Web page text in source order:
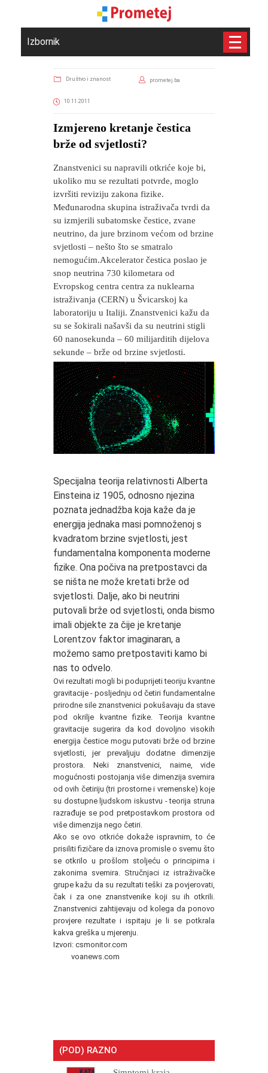
Izbornik
Društvo i znanost prometej.ba
10.11.2011
Izmjereno kretanje čestica
brže od svjetlosti?
Znanstvenici su napravili otkriće koje bi,
ukoliko mu se rezultati potvrde, moglo
izvršiti reviziju zakona fizike.
Međunarodna skupina istraživača tvrdi da
su izmjerili subatomske čestice, zvane
neutrino, da jure brzinom većom od brzine
svjetlosti – nešto što se smatralo
nemogućim.Akcelerator čestica poslao je
snop neutrina 730 kilometara od
Evropskog centra centra za nuklearna
istraživanja (CERN) u Švicarskoj ka
laboratoriju u Italiji. Znanstvenici kažu da
su se šokirali našavši da su neutrini stigli
60 nanosekunda – 60 milijarditih dijelova
sekunde – brže od brzine svjetlosti.
Specijalna teorija relativnosti Alberta
Einsteina iz 1905, odnosno njezina
poznata jednadžba koja kaže da je
energija jednaka masi pomnoženoj s
kvadratom brzine svjetlosti, jest
fundamentalna komponenta moderne
fizike. Ona počiva na pretpostavci da
se ništa ne može kretati brže od
svjetlosti. Dalje, ako bi neutrini
putovali brže od svjetlosti, onda bismo
imali objekte za čije je kretanje
Lorentzov faktor imaginaran, a
možemo samo pretpostaviti kamo bi
nas to odvelo.
Ovi rezultati mogli bi poduprijeti teoriju kvantne
gravitacije - posljednju od četiri fundamentalne
prirodne sile znanstvenici pokušavaju da stave
pod okrilje kvantne fizike. Teorija kvantne
gravitacije sugerira da kod dovoljno visokih
energija čestice mogu putovati brže od brzine
svjetlosti, jer prevaljuju dodatne dimenzije
prostora. Neki znanstvenici, naime, vide
mogućnosti postojanja više dimenzija svemira
od ovih četiriju (tri prostorne i vremenske) koje
su dostupne ljudskom iskustvu - teorija struna
razrađuje se pod pretpostavkom prostora od
više dimenzija nego četiri.
Ako se ovo otkriće dokaže ispravnim, to će
prisiliti fizičare da iznova promisle o svemu što
se otkrilo u prošlom stoljeću o principima i
zakonima svemira. Stručnjaci iz istraživačke
grupe kažu da su rezultati teški za povjerovati,
čak i za one znanstvenike koji su ih otkrili.
Znanstvenici zahtijevaju od kolega da ponovo
provjere rezultate i ispitaju je li se potkrala
kakva greška u mjerenju.
Izvori: csmonitor.com
voanews.com
(POD) RAZNO